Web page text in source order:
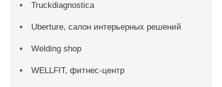
Truckdiagnostica
Uberture, салон интерьерных решений
Welding shop
WELLFIT, фитнес-центр